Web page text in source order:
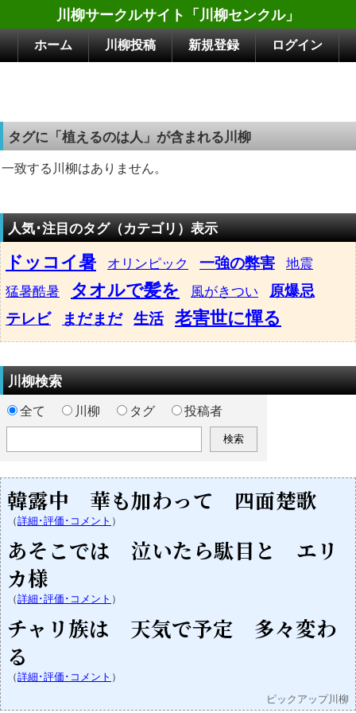
川柳サークルサイト「川柳センクル」
ホーム 川柳投稿 新規登録 ログイン
タグに「植えるのは人」が含まれる川柳
一致する川柳はありません。
人気･注目のタグ（カテゴリ）表示
ドッコイ暑 オリンピック 一強の弊害
地震
猛暑酷暑
タオルで髪を 風がきつい
原爆忌
テレビ
まだまだ 生活 老害世に憚る
川柳検索
全て 川柳 タグ 投稿者
韓露中 華も加わって 四面楚歌
（詳細･評価･コメント ）
あそこでは 泣いたら駄目と エリ
カ様
（詳細･評価･コメント ）
チャリ族は 天気で予定 多々変わ
る
（詳細･評価･コメント ）
ピックアップ川柳